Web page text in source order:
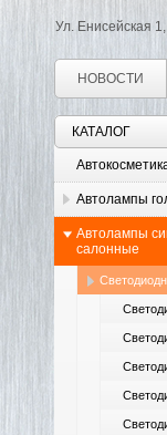
Ул. Енисейская
НОВОСТИ
КАТАЛОГ
Автолампы
Автолампы
салонные